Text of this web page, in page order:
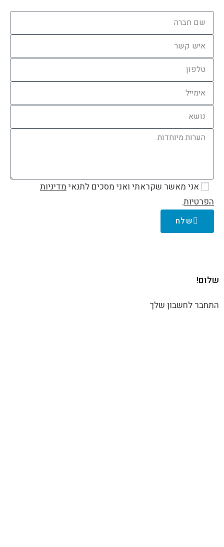
אני מאשר שקראתי ואני מסכים לתנאימדיניות
הפרטיות.
שלח
שלום!
התחבר לחשבון שלך